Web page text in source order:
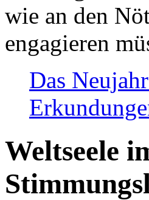
wie an den
engagieren
Das
Weltseele